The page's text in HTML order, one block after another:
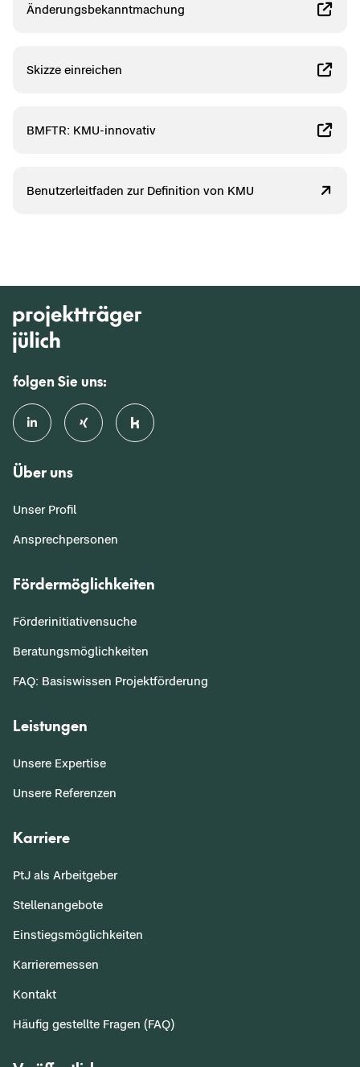
Än­de­rungs­be­kannt­ma­chung
Skiz­ze ein­rei­chen
BMFTR: KMU-​innovativ
Be­nut­zer­leit­fa­den zur De­fi­ni­ti­on von KMU
folgen Sie uns:
Über uns
Unser Profil
Ansprechpersonen
Fördermöglichkeiten
Förderinitiativensuche
Beratungsmöglichkeiten
FAQ: Basiswissen Projektförderung
Leistungen
Unsere Expertise
Unsere Referenzen
Karriere
PtJ als Arbeitgeber
Stellenangebote
Einstiegsmöglichkeiten
Karrieremessen
Kontakt
Häufig gestellte Fragen (FAQ)